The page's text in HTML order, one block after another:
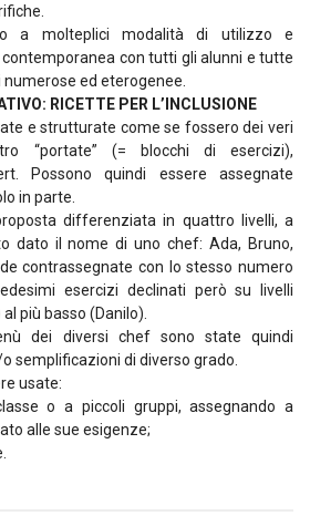
a molteplici modalità di utilizzo e
con tutti gli alunni e tutte
ed eterogenee.
RICETTE PER L’INCLUSIONE
e strutturate come se fossero dei veri
“portate” (= blocchi di esercizi),
Possono quindi essere assegnate
in parte.
differenziata in quattro livelli, a
dato il nome di uno chef: Ada, Bruno,
contrassegnate con lo stesso numero
esercizi declinati però su livelli
più basso (Danilo).
dei diversi chef sono state quindi
semplificazioni di diverso grado.
usate:
o a piccoli gruppi, assegnando a
alle sue esigenze;